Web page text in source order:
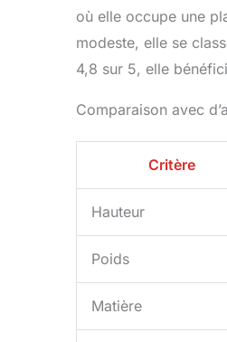
où elle occupe une
modeste, elle se
4,8 sur 5, elle
Comparaison avec
Critère
Hauteur
Poids
Matière